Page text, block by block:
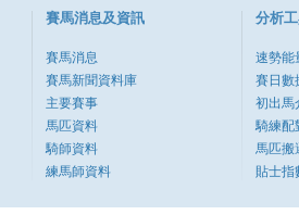
賽馬消息及資訊
賽馬消息
賽馬新聞資料庫
主要賽事
馬匹資料
騎師資料
練馬師資料
分析
速勢能
賽日數
初出馬
騎練配
馬匹搬
貼士指